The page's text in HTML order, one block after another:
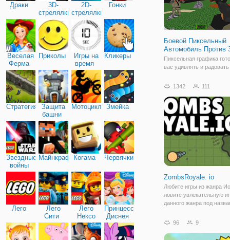
Драки
3D-
стрелялки
2D-
стрелялки
Гонки
Веселая
Ферма
Приколы
Игры на
время
Кликеры
Стратегия
Защита
башни
МотоциклыЗмейка
Звездные
войны
МайнкрафтКогама Червячки
Лего
Лего
Сити
Лего
Нексо
Найтс
Принцессы
Диснея
Боевой Пиксельный
Автомобиль Против
Пиксельная графика
вас удивлять и
Пиксельный
представленная в
пиксельной графике. За
хорошего движка
1342 111
ZombsRoyale. io
Любите игры из жанра
ловите увлекательную
данного жанра под
оказываетесь в
сторонами. Вашим
96 9